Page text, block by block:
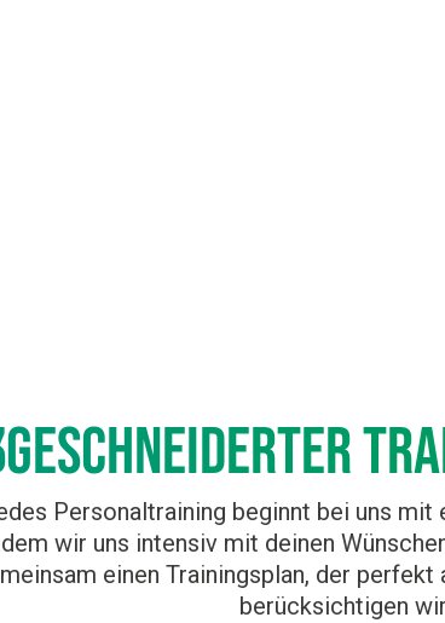
Personaltraining beginnt bei uns mit
dem wir uns intensiv mit deinen
einen Trainingsplan, der
berücksichtigen